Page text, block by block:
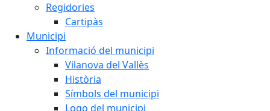
Regidories
Cartipàs
Municipi
Informació del municipi
Vilanova del Vallès
Història
Símbols del municipi
Logo del municipi